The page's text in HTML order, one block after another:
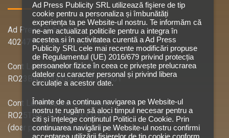
Ad Press Publicity
40247191, J28/304/2019
Cont Lei (Unicredit Bank):
RO23BACX0000001772135001
Cont Lei (Trezoreria Caracal):
RO25TREZ5075069XXX005570
(doar pentru institutiile statului)
Ad Press Publicity SRL utilizează fişiere de tip
cookie pentru a personaliza și îmbunătăți
experiența ta pe Website-ul nostru. Te informăm că
ne-am actualizat politicile pentru a integra în
acestea si în activitatea curentă a Ad Press
Publicity SRL cele mai recente modificări propuse
de Regulamentul (UE) 2016/679 privind protecția
persoanelor fizice în ceea ce privește prelucrarea
datelor cu caracter personal și privind libera
circulație a acestor date.
Înainte de a continua navigarea pe Website-ul
nostru te rugăm să aloci timpul necesar pentru a
citi și înțelege conținutul Politicii de Cookie. Prin
continuarea navigării pe Website-ul nostru confirmi
acceptarea utilizării fişierelor de tip cookie conform